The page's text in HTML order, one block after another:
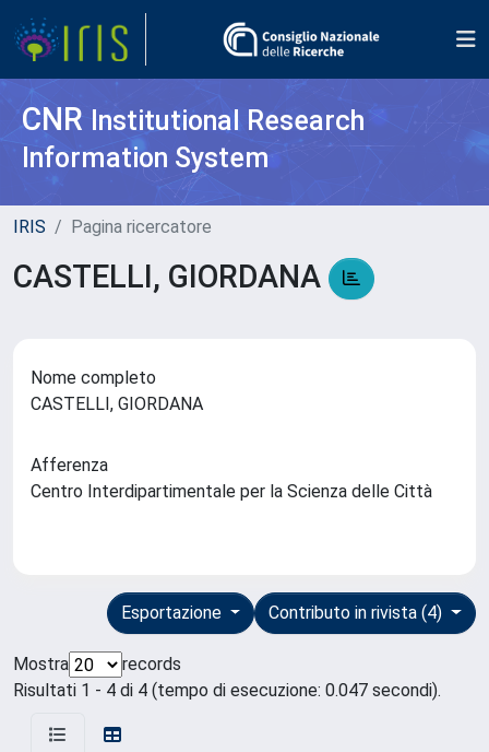
CNR Institutional Research
Information System
IRIS Pagina ricercatore
CASTELLI, GIORDANA
Nome completo
CASTELLI, GIORDANA
Afferenza
Centro Interdipartimentale per la Scienza delle Città
Contributo in rivista (4)
Esportazione
Mostra
records
Risultati 1 - 4 di 4 (tempo di esecuzione: 0.047 secondi).